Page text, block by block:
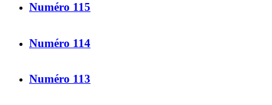
Numéro 115
Numéro 114
Numéro 113